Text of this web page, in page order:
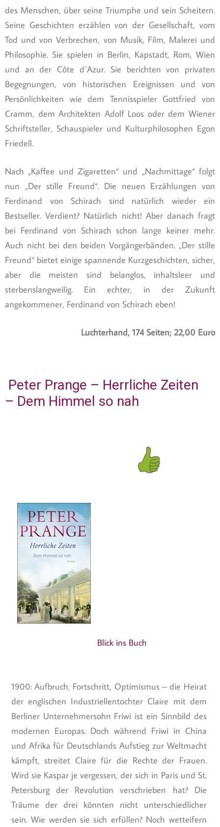
des Menschen, über seine Triumphe und sein Scheitern.
Seine Geschichten erzählen von der Gesellschaft, vom
Tod und von Verbrechen, von Musik, Film, Malerei und
Philosophie. Sie spielen in Berlin, Kapstadt, Rom, Wien
und an der Côte d´Azur. Sie berichten von privaten
Begegnungen, von historischen Ereignissen und von
Persönlichkeiten wie dem Tennisspieler Gottfried von
Cramm, dem Architekten Adolf Loos oder dem Wiener
Schriftsteller, Schauspieler und Kulturphilosophen Egon
Friedell.
Nach „Kaffee und Zigaretten“ und „Nachmittage“ folgt
nun „Der stille Freund“. Die neuen Erzählungen von
Ferdinand von Schirach sind natürlich wieder ein
Bestseller. Verdient? Natürlich nicht! Aber danach fragt
bei Ferdinand von Schirach schon lange keiner mehr.
Auch nicht bei den beiden Vorgängerbänden. „Der stille
Freund“ bietet einige spannende Kurzgeschichten, sicher,
aber die meisten sind belanglos, inhaltsleer und
sterbenslangweilig. Ein echter, in der Zukunft
angekommener, Ferdinand von Schirach eben!
Luchterhand, 174 Seiten; 22,00 Euro
Peter Prange – Herrliche Zeiten
– Dem Himmel so nah
Blick ins Buch
1900: Aufbruch, Fortschritt, Optimismus – die Heirat
der englischen Industriellentochter Claire mit dem
Berliner Unternehmersohn Friwi ist ein Sinnbild des
modernen Europas. Doch während Friwi in China
und Afrika für Deutschlands Aufstieg zur Weltmacht
kämpft, streitet Claire für die Rechte der Frauen.
Wird sie Kaspar je vergessen, der sich in Paris und St.
Petersburg der Revolution verschrieben hat? Die
Träume der drei könnten nicht unterschiedlicher
sein. Wie werden sie sich erfüllen? Noch wetteifern